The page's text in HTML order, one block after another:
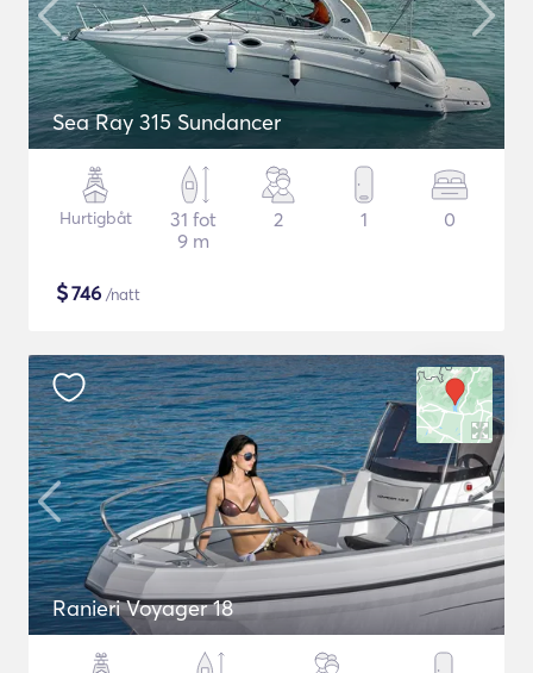
Sea Ray 315 Sundancer
Hurtigbåt
31 fot
9 m
2 1 0
$746 /natt
Ranieri Voyager 18